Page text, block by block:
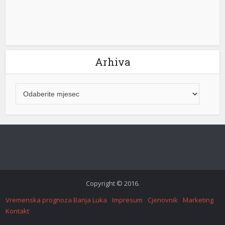
Arhiva
Copyright © 2016.
Vremenska prognoza Banja Luka
Impresum Cjenovnik
Marketing
Kontakt